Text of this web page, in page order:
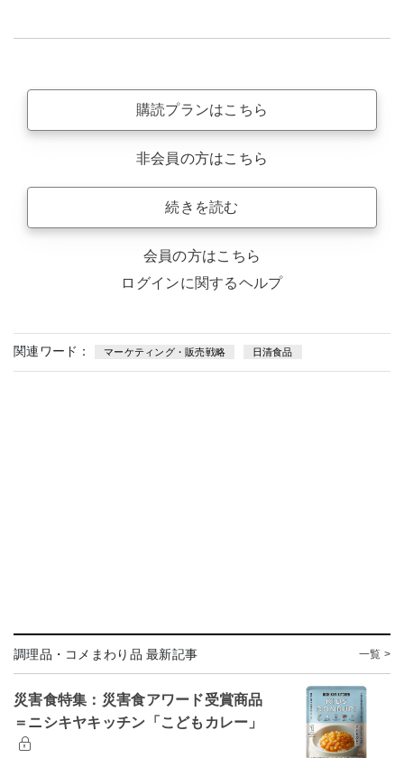
購読プランはこちら
非会員の方はこちら
続きを読む
会員の方はこちら
ログインに関するヘルプ
関連ワード： マーケティング・販売戦略 日清食品
調理品・コメまわり品 最新記事 一覧 >
災害食特集：災害食アワード受賞商品
＝ニシキヤキッチン「こどもカレー」